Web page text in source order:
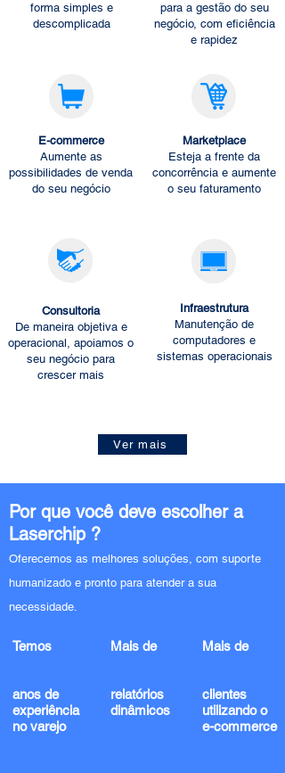
forma simples e
descomplicada
E-commerce
Aumente as
possibilidades de venda
do seu negócio
Consultoria
De maneira objetiva e
operacional, apoiamos o
seu negócio para
crescer mais
para a gestão do seu
negócio, com eficiência
e rapidez
Marketplace
Esteja a frente da
concorrência e aumente
o seu faturamento
Infraestrutura
Manutenção de
computadores e
sistemas operacionais
Ver mais
Por que você deve escolher a
Laserchip ?
Oferecemos as melhores soluções, com suporte
humanizado e pronto para atender a sua
necessidade.
Temos
anos de
experiência
no varejo
Mais de
relatórios
dinâmicos
Mais de
clientes
utilizando o
e-commerce